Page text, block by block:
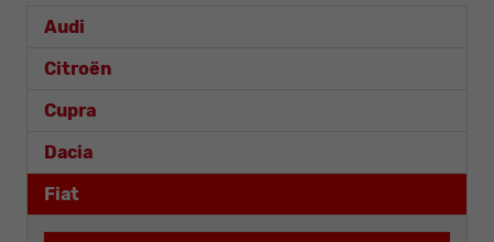
Audi
Citroën
Cupra
Dacia
Fiat